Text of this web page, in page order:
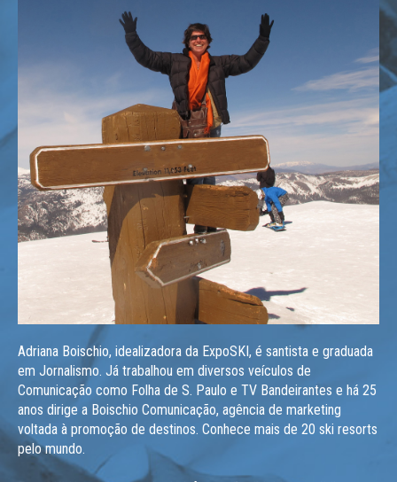
Adriana Boischio, idealizadora da ExpoSKI, é santista e graduada
em Jornalismo. Já trabalhou em diversos veículos de
Comunicação como Folha de S. Paulo e TV Bandeirantes e há 25
anos dirige a Boischio Comunicação, agência de marketing
voltada à promoção de destinos. Conhece mais de 20 ski resorts
pelo mundo.